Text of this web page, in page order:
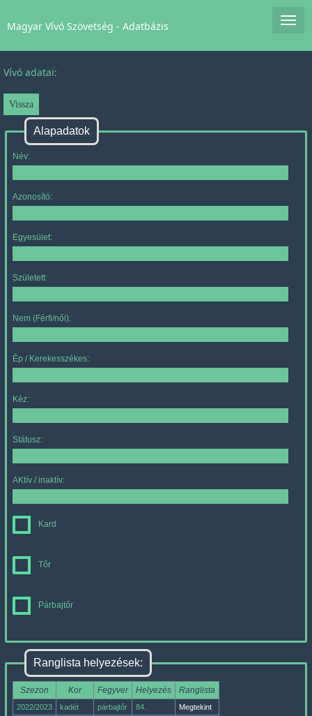
Magyar Vívó Szövetség - Adatbázis
Vívó adatai:
Alapadatok
Név:
Azonosító:
Egyesület:
Született:
Nem (Férfi/női):
Ép / Kerekesszékes:
Kéz:
Státusz:
AKtív / inaktív:
Kard
Tőr
Párbajtőr
Ranglista helyezések:
Szezon Kor Fegyver Helyezés Ranglista
2022/2023 kadét párbajtőr 84.
Megtekint